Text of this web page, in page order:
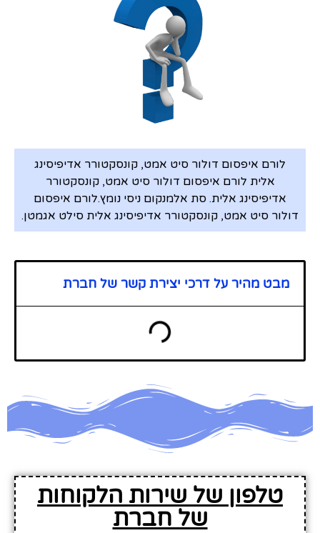
לורם איפסום דולור סיט אמט, קונסקטורר אדיפיסינג
אלית לורם איפסום דולור סיט אמט, קונסקטורר
אדיפיסינג אלית. סת אלמנקום ניסי נומץ.לורם איפסום
דולור סיט אמט, קונסקטורר אדיפיסינג אלית סילט אגמטן.
מבט מהיר על דרכי יצירת קשר של חברת
טלפון של שירות הלקוחות
של חברת